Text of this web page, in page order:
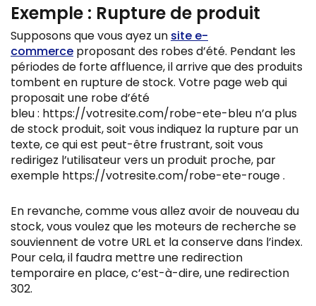
Exemple : Rupture de produit
Supposons que vous ayez un site e-
commerce proposant des robes d’été. Pendant les
périodes de forte affluence, il arrive que des produits
tombent en rupture de stock. Votre page web qui
proposait une robe d’été
bleu : https://votresite.com/robe-ete-bleu n’a plus
de stock produit, soit vous indiquez la rupture par un
texte, ce qui est peut-être frustrant, soit vous
redirigez l’utilisateur vers un produit proche, par
exemple https://votresite.com/robe-ete-rouge .
En revanche, comme vous allez avoir de nouveau du
stock, vous voulez que les moteurs de recherche se
souviennent de votre URL et la conserve dans l’index.
Pour cela, il faudra mettre une redirection
temporaire en place, c’est-à-dire, une redirection
302.